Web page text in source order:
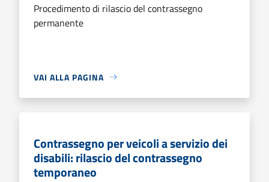
Procedimento di rilascio del contrassegno
permanente
VAI ALLA PAGINA
Contrassegno per veicoli a servizio dei
disabili: rilascio del contrassegno
temporaneo